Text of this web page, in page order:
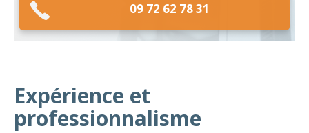
09 72 62 78 31
Expérience et
professionnalisme